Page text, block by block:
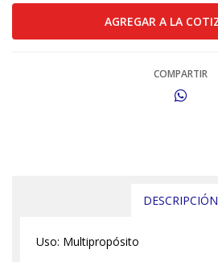
COMPARTIR
DESCRIPCIÓN
Uso: Multipropósito